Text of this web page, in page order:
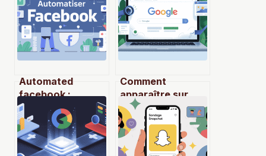
Automated
facebook :
stratégies, outils
et usages
vraiment
efficaces
Comment
apparaître sur
google : méthodes
concrètes pour
être visible